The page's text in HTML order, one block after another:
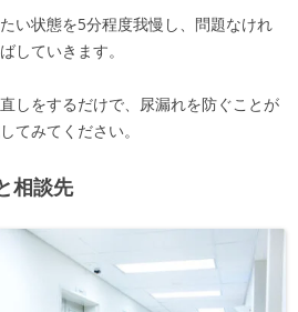
い状態を5分程度我慢し、問題なけれ
していきます。
しをするだけで、尿漏れを防ぐことが
てみてください。
相談先